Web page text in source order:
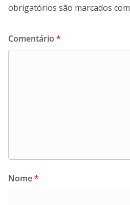
obrigatórios são marcados com
Comentário *
Nome*